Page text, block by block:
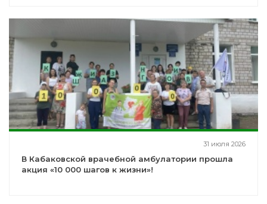
31 июля 2026
В Кабаковской врачебной амбулатории прошла
акция «10 000 шагов к жизни»!